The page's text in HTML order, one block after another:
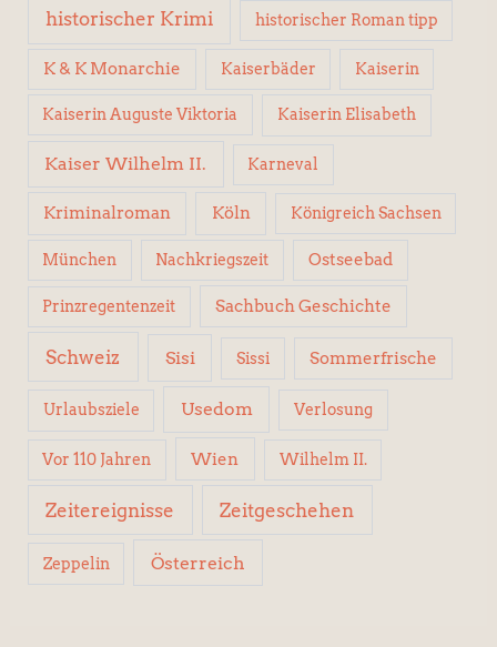
historischer Krimi historischer Roman tipp
K & K Monarchie Kaiserbäder Kaiserin
Kaiserin Auguste Viktoria Kaiserin Elisabeth
Kaiser Wilhelm II. Karneval
Kriminalroman Köln Königreich Sachsen
München Nachkriegszeit Ostseebad
Prinzregentenzeit Sachbuch Geschichte
Schweiz Sisi Sissi Sommerfrische
Urlaubsziele Usedom Verlosung
Vor 110 Jahren Wien Wilhelm II.
Zeitereignisse Zeitgeschehen
Zeppelin Österreich